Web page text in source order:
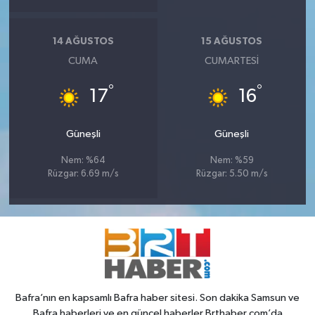
14 AĞUSTOS
CUMA
17°
Güneşli
Nem: %64
Rüzgar: 6.69 m/s
15 AĞUSTOS
CUMARTESI
16°
Güneşli
Nem: %59
Rüzgar: 5.50 m/s
Bafra’nın en kapsamlı Bafra haber sitesi. Son dakika Samsun ve